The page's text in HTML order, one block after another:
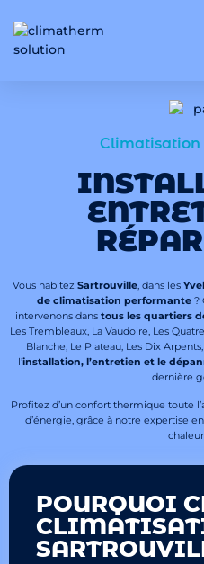
Climatisation
Vous habitez Sartrouville , dans les
de climatisation performante?
intervenons dans tous les quartiers
Les Trembleaux, La Vaudoire, Les
Blanche, Le Plateau, Les Dix
l’installation, l’entretien et le
dernière
Profitez d’un confort thermique toute
d’énergie, grâce à notre expertise
POURQUOI